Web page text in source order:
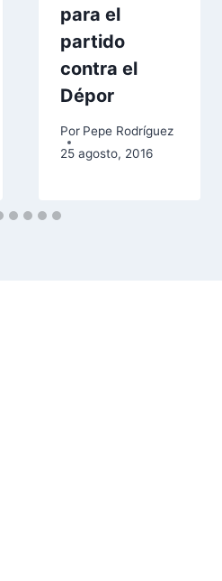
para el
partido
contra el
Dépor
Por Pepe Rodríguez
25 agosto, 2016